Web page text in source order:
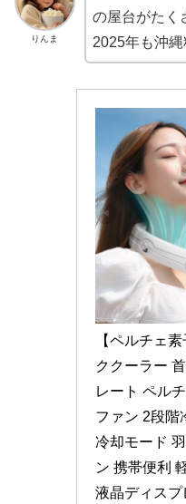
りんま
の屋台がたく
2025年も沖縄
【ペルチェ
ククーラー
レート ペル
ファン 2段階
冷却モード
ン 携帯便利
液晶ディス